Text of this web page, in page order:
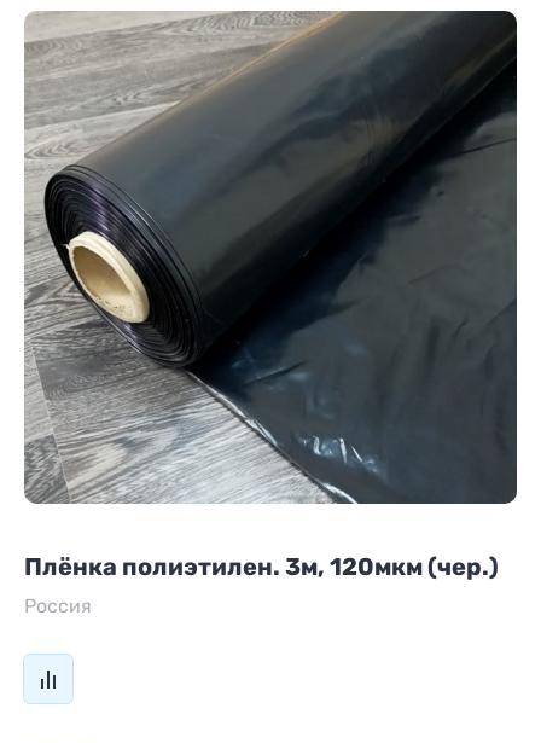
Плёнка полиэтилен. 3м, 120мкм (чер.)
Россия